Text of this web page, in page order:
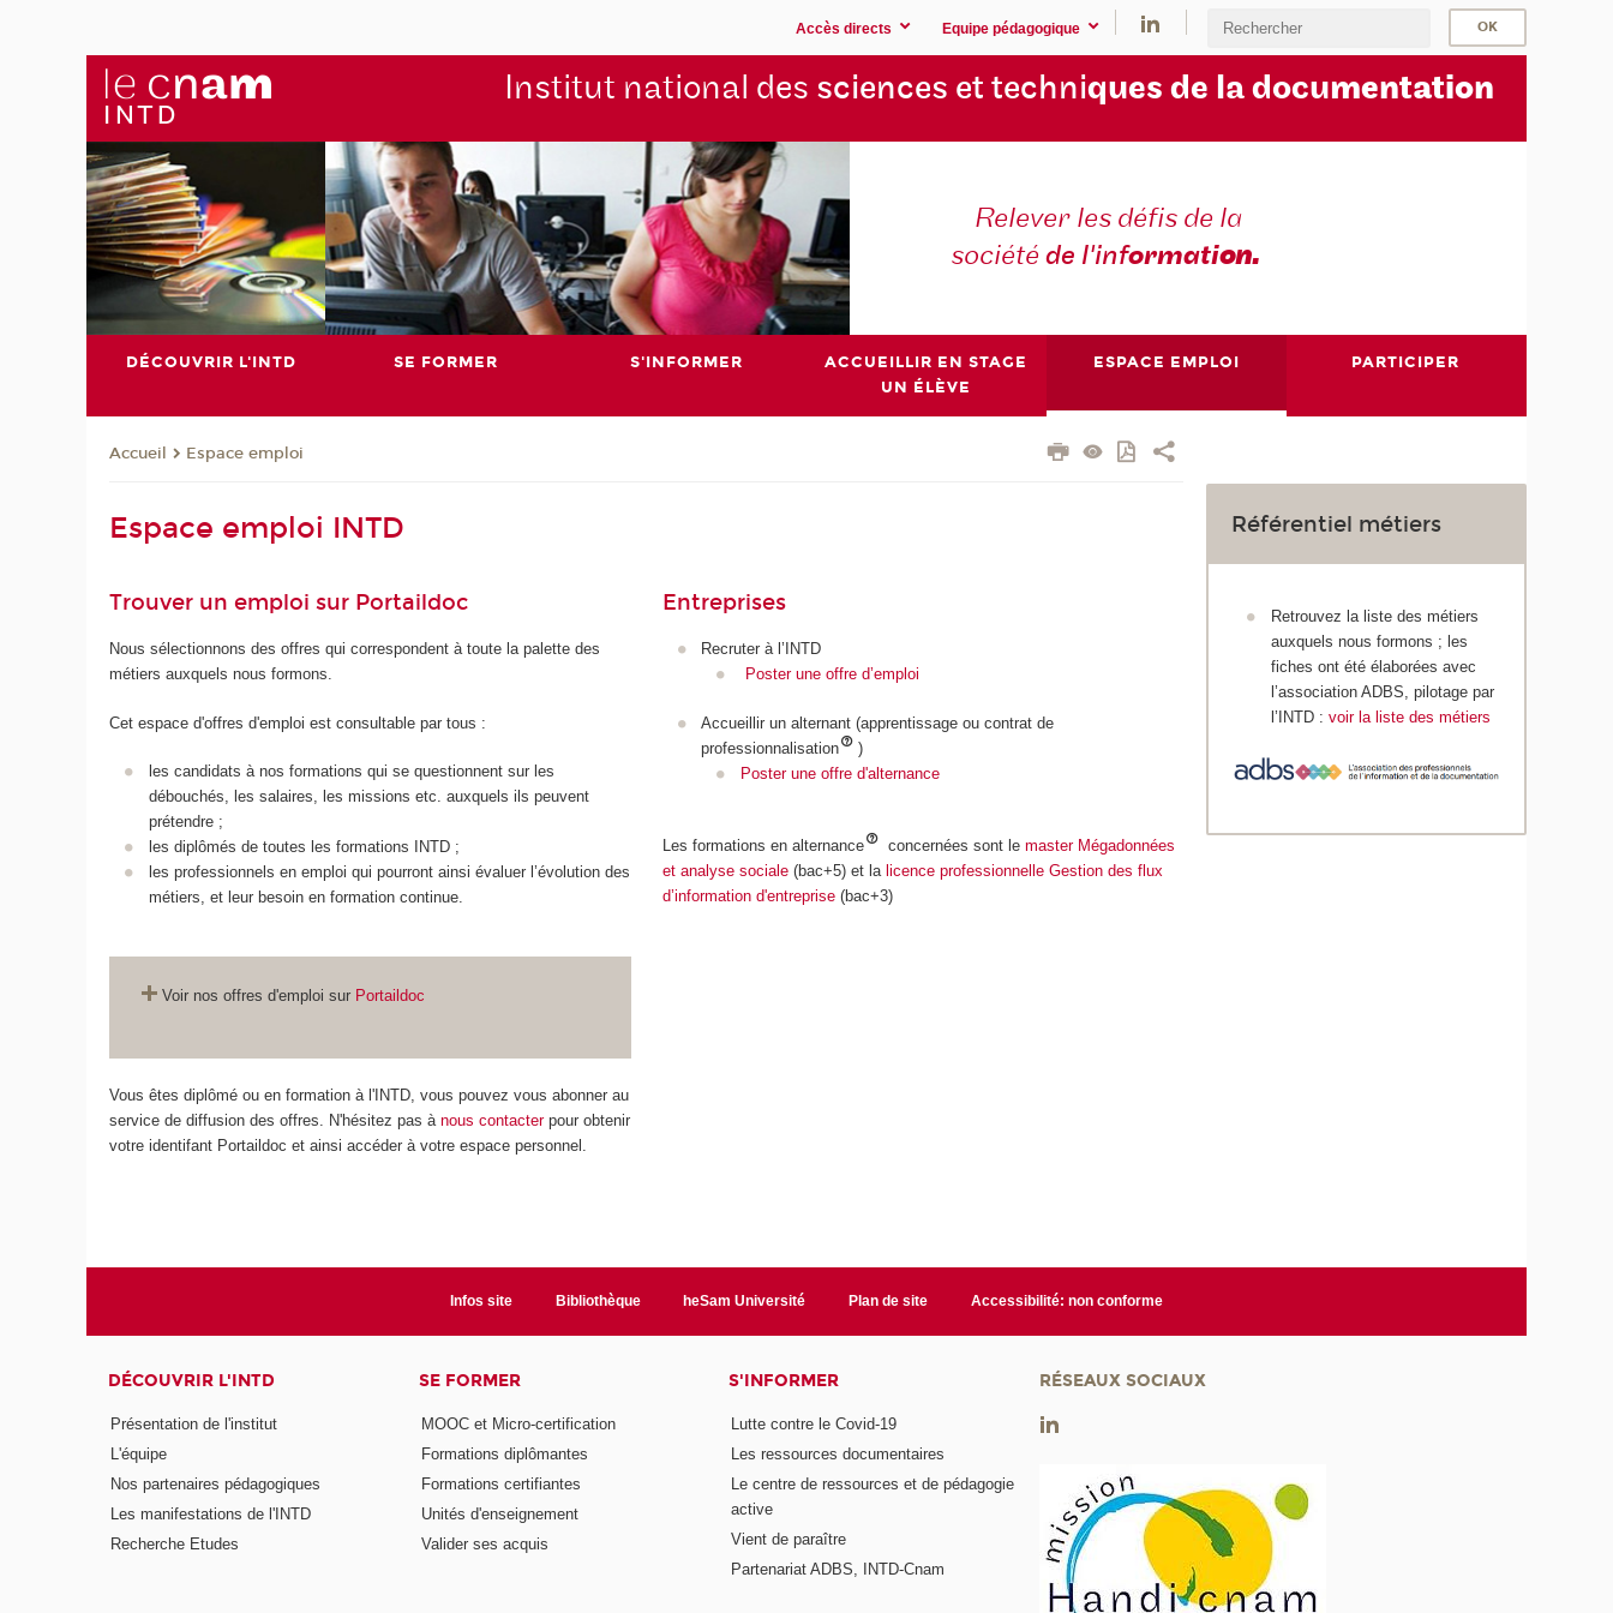
Accès directs Equipe pédagogique
Institut national des sciences et techniques de la documentation
Relever les défis de la
sociétéde l'information.
DÉCOUVRIR L'INTD SE FORMER S'INFORMER
ACCUEILLIR EN STAGE
UN ÉLÈVE
ESPACE EMPLOI PARTICIPER
Accueil Espace emploi
Espace emploi INTD
Trouver un emploi sur Portaildoc
Nous sélectionnons des offres qui correspondent à toute la palette des
métiers auxquels nous formons.
Cet espace d'offres d'emploi est consultable par tous :
les candidats à nos formations qui se questionnent sur les
débouchés, les salaires, les missions etc. auxquels ils peuvent
prétendre ;
les diplômés de toutes les formations INTD ;
les professionnels en emploi qui pourront ainsi évaluer l’évolution des
métiers, et leur besoin en formation continue.
Voir nos offres d'emploi sur Portaildoc
Vous êtes diplômé ou en formation à l'INTD, vous pouvez vous abonner au
service de diffusion des offres. N'hésitez pas ànous contacterpour obtenir
votre identifant Portaildoc et ainsi accéder à votre espace personnel.
Entreprises
Recruter à l’INTD
Poster une offre d’emploi
Accueillir un alternant (apprentissage ou contrat de
professionnalisation
)
Poster une offre d'alternance
Les formations en alternance concernées sont le master Mégadonnées
et analyse sociale(bac+5) et la licence professionnelle Gestion des flux
d’information d'entreprise(bac+3)
Référentiel métiers
Retrouvez la liste des métiers
auxquels nous formons ; les
fiches ont été élaborées avec
l’association ADBS, pilotage par
l’INTD : voir la liste des métiers
Infos site Bibliothèque heSam Université Plan de site Accessibilité: non conforme
DÉCOUVRIR L'INTD
Présentation de l'institut
L'équipe
Nos partenaires pédagogiques
Les manifestations de l'INTD
Recherche Etudes
SE FORMER
MOOC et Micro-certification
Formations diplômantes
Formations certifiantes
Unités d'enseignement
Valider ses acquis
S'INFORMER
Lutte contre le Covid-19
Les ressources documentaires
Le centre de ressources et de pédagogie
active
Vient de paraître
Partenariat ADBS, INTD-Cnam
RÉSEAUX SOCIAUX